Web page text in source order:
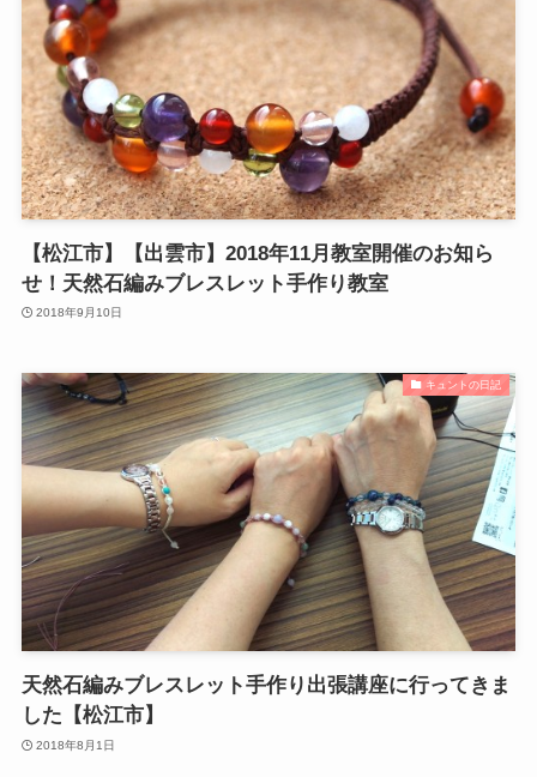
【松江市】【出雲市】2018年11月教室開催のお知ら
せ！天然石編みブレスレット手作り教室
2018年9月10日
キュントの日記
天然石編みブレスレット手作り出張講座に行ってきま
した【松江市】
2018年8月1日